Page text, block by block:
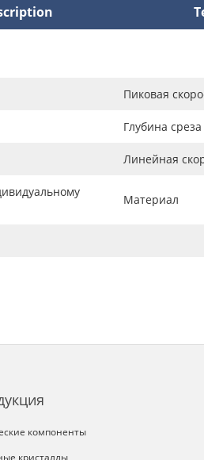
Пиковая
Глубина
Линейная
Материал
компоненты
кристаллы